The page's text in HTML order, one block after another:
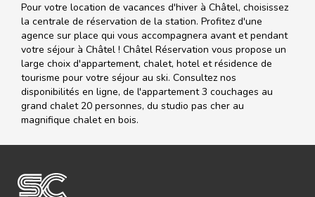
Pour votre location de vacances d'hiver à Châtel, choisissez
la centrale de réservation de la station. Profitez d'une
agence sur place qui vous accompagnera avant et pendant
votre séjour à Châtel ! Châtel Réservation vous propose un
large choix d'appartement, chalet, hotel et résidence de
tourisme pour votre séjour au ski. Consultez nos
disponibilités en ligne, de l'appartement 3 couchages au
grand chalet 20 personnes, du studio pas cher au
magnifique chalet en bois.